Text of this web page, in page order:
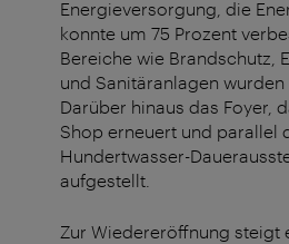
Energieversorgung, die
konnte um 75 Prozent
Bereiche wie Brandschutz,
und Sanitäranlagen
Darüber hinaus das Foyer,
Shop erneuert und parallel
Hundertwasser-
aufgestellt.
Zur Wiedereröffnung steigt